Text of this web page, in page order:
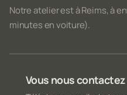
Notre atelier est à Reims, à
minutes en voiture).
Vous nous contactez